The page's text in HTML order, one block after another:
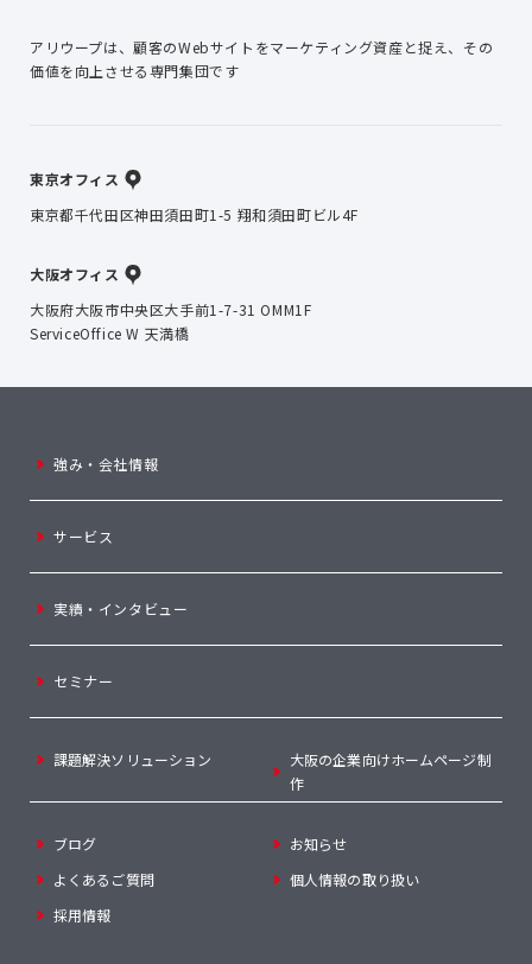
アリウープは、顧客のWebサイトをマーケティング資産と捉え、 その
価値を向上させる専門集団です
東京オフィス
東京都千代田区神田須田町1-5 翔和須田町ビル4F
大阪オフィス
大阪府大阪市中央区大手前1-7-31 OMM1F
ServiceOffice W 天満橋
強み・会社情報
サービス
実績・インタビュー
セミナー
課題解決ソリューション
大阪の企業向けホームページ制
作
ブログ
お知らせ
よくあるご質問
個人情報の取り扱い
採用情報